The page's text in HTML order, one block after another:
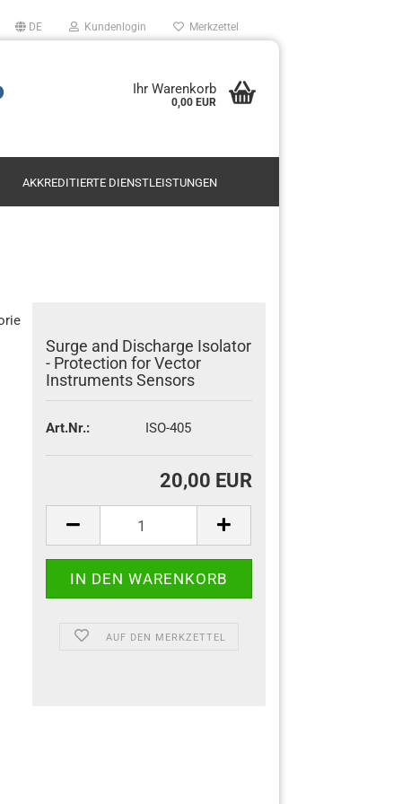
DE Kundenlogin Merkzettel
Ihr Warenkorb
0,00 EUR
Kauf
AKKREDITIERTE DIENSTLEISTUNGEN
Surge and Discharge Isolator
- Protection for Vector
Instruments Sensors
Art.Nr.: ISO-405
20,00 EUR
AUF DEN MERKZETTEL